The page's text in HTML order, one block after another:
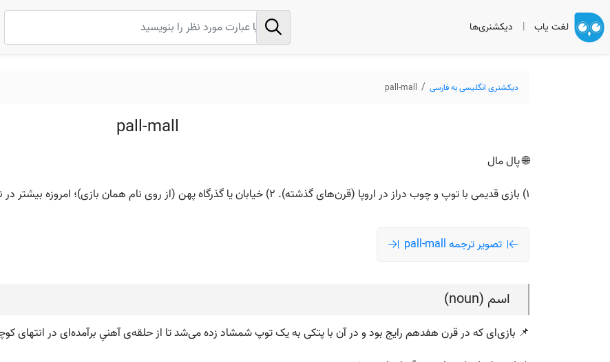
لغت یاب | دیکشنری‌ها
دیکشنری انگلیسی به فارسی pall-mall
pall-mall
🌐 پال مال
۱) بازی قدیمی با توپ و چوب دراز در اروپا (قرن‌های گذشته). ۲) خیابان یا گذرگاه پهن (از روی نام همان بازی)؛ امروزه بیشتر در نام خیابان‌ها یا برند تنباکو دیده می‌شود.
تصویر ترجمه pall-mall
اسم (noun)
📌 بازی‌ای که در قرن هفدهم رایج بود و در آن با پتکی به یک توپ شمشاد زده می‌شد تا از حلقه‌ی آهنیِ برآمده‌ای در انتهای